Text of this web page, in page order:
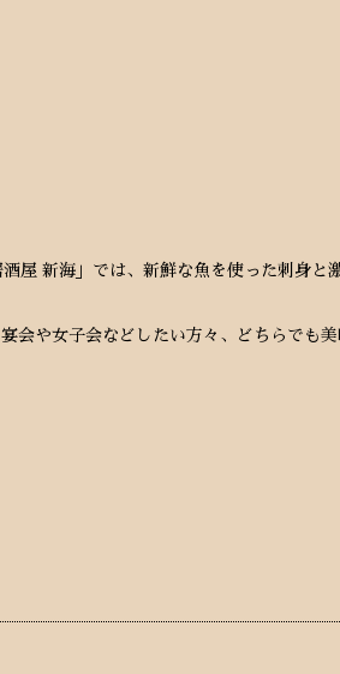
屋 新海」では、新鮮な魚を使った刺身と
会や女子会などしたい方々、どちらでも